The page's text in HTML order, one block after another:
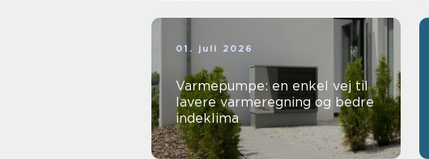
01. juli 2026
Varmepumpe: en enkel vej til
lavere varmeregning og bedre
indeklima